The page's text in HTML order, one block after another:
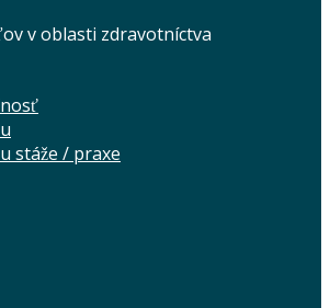
v oblasti zdravotníctva
stáže / praxe